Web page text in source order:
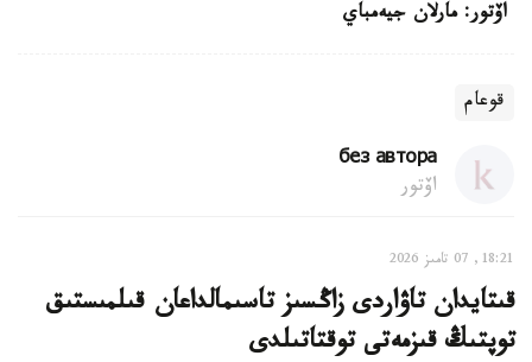
اۆتور: مارلان جيەمباي
قوعام
без автора
اۆتور
18:21, 07 تامىز 2026
قىتايدان تاۋاردى زاڭسىز تاسىمالداعان قىلمىستىق
توپتىڭ قىزمەتى توقتاتىلدى